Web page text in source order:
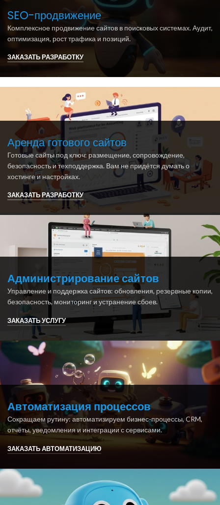
SEO-продвижение
Комплексное продвижение сайтов в поисковых системах. Аудит,
оптимизация, рост трафика и позиций.
ЗАКАЗАТЬ РАЗРАБОТКУ
Аренда готового сайтов
Готовые сайты под ключ: размещение, сопровождение,
безопасность и техподдержка. Вам не придётся думать о
хостинге и настройках.
ЗАКАЗАТЬ РАЗРАБОТКУ
Администрирование сайтов
Управление и поддержка сайтов: обновления, резервные копии,
безопасность, мониторинг и устранение сбоев.
ЗАКАЗАТЬ УСЛУГУ
Автоматизация процессов
Сокращаем рутину: автоматизируем бизнес-процессы, CRM,
отчёты, уведомления и интеграции с сервисами.
ЗАКАЗАТЬ АВТОМАТИЗАЦИЮ